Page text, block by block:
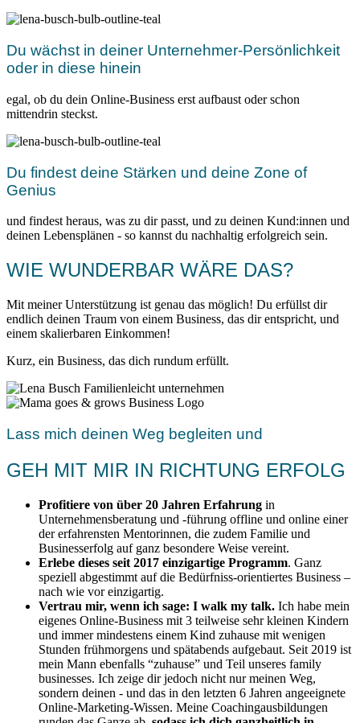
Du wächst in deiner Unternehmer-Persönlichkeit
oder in diese hinein
egal, ob du dein Online-Business erst aufbaust oder schon
mittendrin steckst.
Du findest deine Stärken und deine Zone of
Genius
und findest heraus, was zu dir passt, und zu deinen Kund:innen und
deinen Lebensplänen - so kannst du nachhaltig erfolgreich sein.
WIE WUNDERBAR WÄRE DAS?
Mit meiner Unterstützung ist genau das möglich! Du erfüllst dir
endlich deinen Traum von einem Business, das dir entspricht, und
einem skalierbaren Einkommen!
Kurz, ein Business, das dich rundum erfüllt.
Lass mich deinen Weg begleiten und
GEH MIT MIR IN RICHTUNG ERFOLG
Profitiere von über 20 Jahren Erfahrung in
Unternehmensberatung und -führung offline und online einer
der erfahrensten Mentorinnen, die zudem Familie und
Businesserfolg auf ganz besondere Weise vereint.
Erlebe dieses seit 2017 einzigartige Programm. Ganz
speziell abgestimmt auf die Bedürfniss-orientiertes Business –
nach wie vor einzigartig.
Vertrau mir, wenn ich sage: I walk my talk. Ich habe mein
eigenes Online-Business mit 3 teilweise sehr kleinen Kindern
und immer mindestens einem Kind zuhause mit wenigen
Stunden frühmorgens und spätabends aufgebaut. Seit 2019 ist
mein Mann ebenfalls “zuhause” und Teil unseres family
businesses. Ich zeige dir jedoch nicht nur meinen Weg,
sondern deinen - und das in den letzten 6 Jahren angeeignete
Online-Marketing-Wissen. Meine Coachingausbildungen